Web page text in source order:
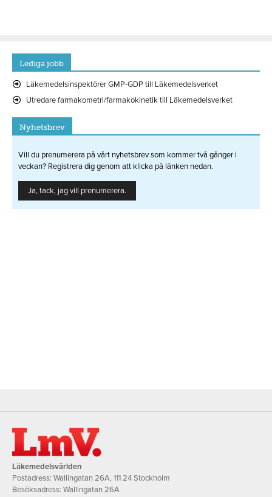
Lediga jobb
Läkemedelsinspektörer GMP-GDP till Läkemedelsverket
Utredare farmakometri/farmakokinetik till Läkemedelsverket
Nyhetsbrev
Vill du prenumerera på vårt nyhetsbrev som kommer två gånger i
veckan? Registrera dig genom att klicka på länken nedan.
Ja, tack, jag vill prenumerera.
Läkemedelsvärlden
Postadress: Wallingatan 26A, 111 24 Stockholm
Besöksadress: Wallingatan 26A